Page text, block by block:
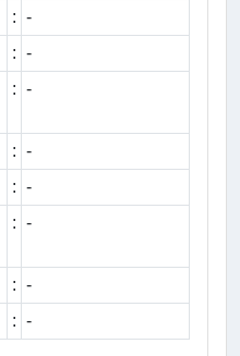
: -
: -
: -
: -
: -
: -
: -
: -